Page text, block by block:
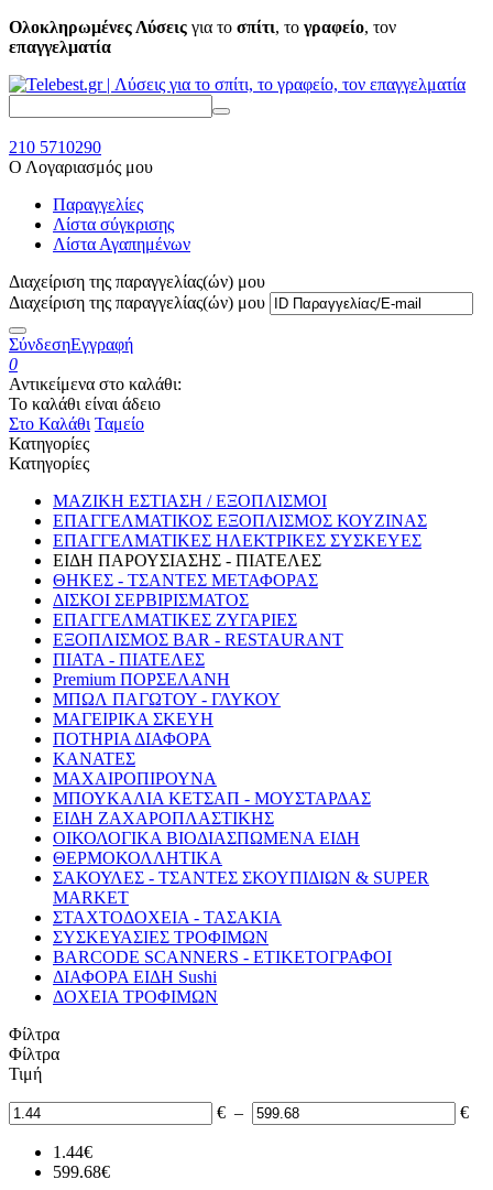
Ολοκληρωμένες Λύσεις για το σπίτι, το γραφείο, τον
επαγγελματία
210 5710290
Ο Λογαριασμός μου
Παραγγελίες
Λίστα σύγκρισης
Λίστα Αγαπημένων
Διαχείριση της παραγγελίας(ών) μου
Διαχείριση της παραγγελίας(ών) μου
ΣύνδεσηΕγγραφή
0
Αντικείμενα στο καλάθι:
Το καλάθι είναι άδειο
Στο Καλάθι Ταμείο
Κατηγορίες
Κατηγορίες
ΜΑΖΙΚΗ ΕΣΤΙΑΣΗ / ΕΞΟΠΛΙΣΜΟΙ
ΕΠΑΓΓΕΛΜΑΤΙΚΟΣ ΕΞΟΠΛΙΣΜΟΣ ΚΟΥΖΙΝΑΣ
ΕΠΑΓΓΕΛΜΑΤΙΚΕΣ ΗΛΕΚΤΡΙΚΕΣ ΣΥΣΚΕΥΕΣ
ΕΙΔΗ ΠΑΡΟΥΣΙΑΣΗΣ - ΠΙΑΤΕΛΕΣ
ΘΗΚΕΣ - ΤΣΑΝΤΕΣ ΜΕΤΑΦΟΡΑΣ
ΔΙΣΚΟΙ ΣΕΡΒΙΡΙΣΜΑΤΟΣ
ΕΠΑΓΓΕΛΜΑΤΙΚΕΣ ΖΥΓΑΡΙΕΣ
ΕΞΟΠΛΙΣΜΟΣ BAR - RESTAURANT
ΠΙΑΤΑ - ΠΙΑΤΕΛΕΣ
Premium ΠΟΡΣΕΛΑΝΗ
ΜΠΩΛ ΠΑΓΩΤΟΥ - ΓΛΥΚΟΥ
ΜΑΓΕΙΡΙΚΑ ΣΚΕΥΗ
ΠΟΤΗΡΙΑ ΔΙΑΦΟΡΑ
ΚΑΝΑΤΕΣ
ΜΑΧΑΙΡΟΠΙΡΟΥΝΑ
ΜΠΟΥΚΑΛΙΑ ΚΕΤΣΑΠ - ΜΟΥΣΤΑΡΔΑΣ
ΕΙΔΗ ΖΑΧΑΡΟΠΛΑΣΤΙΚΗΣ
ΟΙΚΟΛΟΓΙΚΑ ΒΙΟΔΙΑΣΠΩΜΕΝΑ ΕΙΔΗ
ΘΕΡΜΟΚΟΛΛΗΤΙΚΑ
ΣΑΚΟΥΛΕΣ - ΤΣΑΝΤΕΣ ΣΚΟΥΠΙΔΙΩΝ & SUPER
MARKET
ΣΤΑΧΤΟΔΟΧΕΙΑ - ΤΑΣΑΚΙΑ
ΣΥΣΚΕΥΑΣΙΕΣ ΤΡΟΦΙΜΩΝ
BARCODE SCANNERS - ΕΤΙΚΕΤΟΓΡΑΦΟΙ
ΔΙΑΦΟΡΑ ΕΙΔΗ Sushi
ΔΟΧΕΙΑ ΤΡΟΦΙΜΩΝ
Φίλτρα
Φίλτρα
Τιμή
€ – €
1.44€
599.68€